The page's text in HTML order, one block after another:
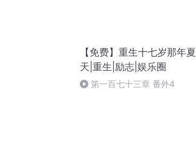
【免费】重生十七岁那年夏
天|重生|励志|娱乐圈
第一百七十三章 番外4